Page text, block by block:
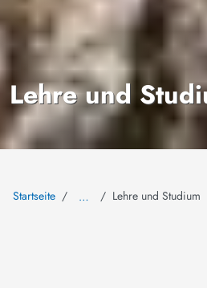
Lehre und
Startseite … Lehre und Studium